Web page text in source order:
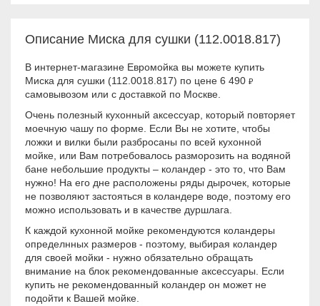
Описание Миска для сушки (112.0018.817)
В интернет-магазине Евромойка вы можете купить
Миска для сушки (112.0018.817) по цене 6 490 ₽
самовывозом или с доставкой по Москве.
Очень полезный кухонный аксессуар, который повторяет
моечную чашу по форме. Если Вы не хотите, чтобы
ложки и вилки были разбросаны по всей кухонной
мойке, или Вам потребовалось разморозить на водяной
бане небольшие продукты – коландер - это то, что Вам
нужно! На его дне расположены ряды дырочек, которые
не позволяют застояться в коландере воде, поэтому его
можно использовать и в качестве дуршлага.
К каждой кухонной мойке рекомендуются коландеры
определнных размеров - поэтому, выбирая коландер
для своей мойки - нужно обязательно обращать
внимание на блок рекомендованные аксессуары. Если
купить не рекомендованный коландер он может не
подойти к Вашей мойке.